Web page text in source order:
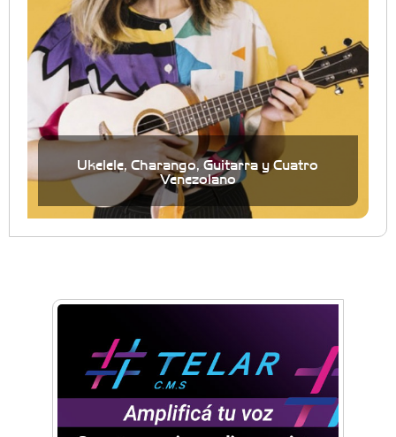
Ukelele, Charango, Guitarra y Cuatro
Venezolano